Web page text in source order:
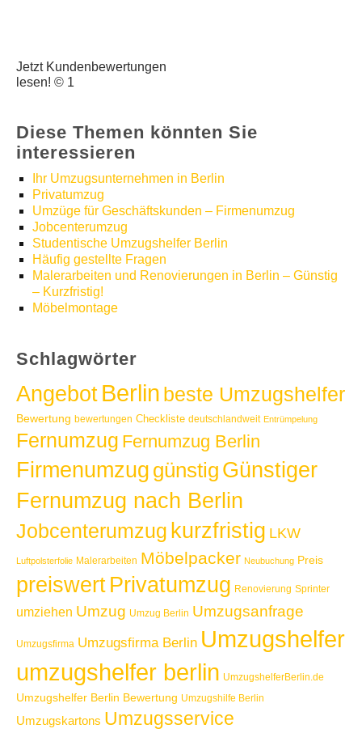
Jetzt Kundenbewertungen
lesen! © 1
Diese Themen könnten Sie
interessieren
Ihr Umzugsunternehmen in Berlin
Privatumzug
Umzüge für Geschäftskunden – Firmenumzug
Jobcenterumzug
Studentische Umzugshelfer Berlin
Häufig gestellte Fragen
Malerarbeiten und Renovierungen in Berlin – Günstig
– Kurzfristig!
Möbelmontage
Schlagwörter
AngebotBerlin beste Umzugshelfer
Bewertung bewertungen Checkliste deutschlandweit Entrümpelung
Fernumzug Fernumzug Berlin
Firmenumzug günstig Günstiger
Fernumzug nach Berlin
Jobcenterumzug kurzfristig LKW
Luftpolsterfolie Malerarbeiten Möbelpacker Neubuchung Preis
preiswert Privatumzug Renovierung Sprinter
umziehen Umzug Umzug Berlin Umzugsanfrage
Umzugsfirma Umzugsfirma Berlin Umzugshelfer
umzugshelfer berlin UmzugshelferBerlin.de
Umzugshelfer Berlin Bewertung Umzugshilfe Berlin
Umzugskartons Umzugsservice